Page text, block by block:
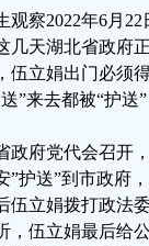
观察2022年6月
几天湖北省政府
伍立娟出门必须
”来去都被“护送
政府党代会召开
”护送”到市政府
伍立娟拨打政法
，伍立娟最后给